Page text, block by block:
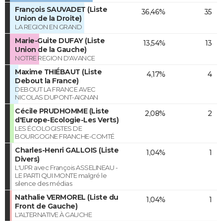
François SAUVADET (Liste
Union de la Droite)
LA REGION EN GRAND
36,46% 35
Marie-Guite DUFAY (Liste
Union de la Gauche)
NOTRE REGION D'AVANCE
13,54% 13
Maxime THIÉBAUT (Liste
Debout la France)
DEBOUT LA FRANCE AVEC
NICOLAS DUPONT-AIGNAN
4,17% 4
Cécile PRUDHOMME (Liste
d'Europe-Ecologie-Les Verts)
LES ÉCOLOGISTES DE
BOURGOGNE FRANCHE-COMTÉ
2,08% 2
Charles-Henri GALLOIS (Liste
Divers)
L'UPR avec François ASSELINEAU -
LE PARTI QUI MONTE malgré le
silence des médias
1,04% 1
Nathalie VERMOREL (Liste du
Front de Gauche)
L'ALTERNATIVE À GAUCHE
1,04% 1